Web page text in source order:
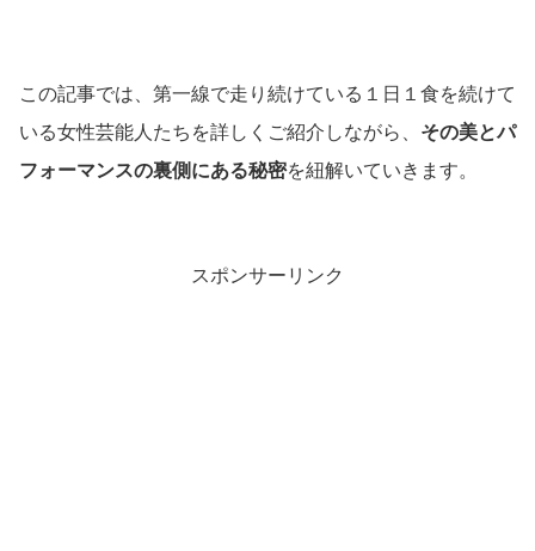
この記事では、第一線で走り続けている１日１食を続けて
いる女性芸能人たちを詳しくご紹介しながら、 その美とパ
フォーマンスの裏側にある秘密を紐解いていきます。
スポンサーリンク